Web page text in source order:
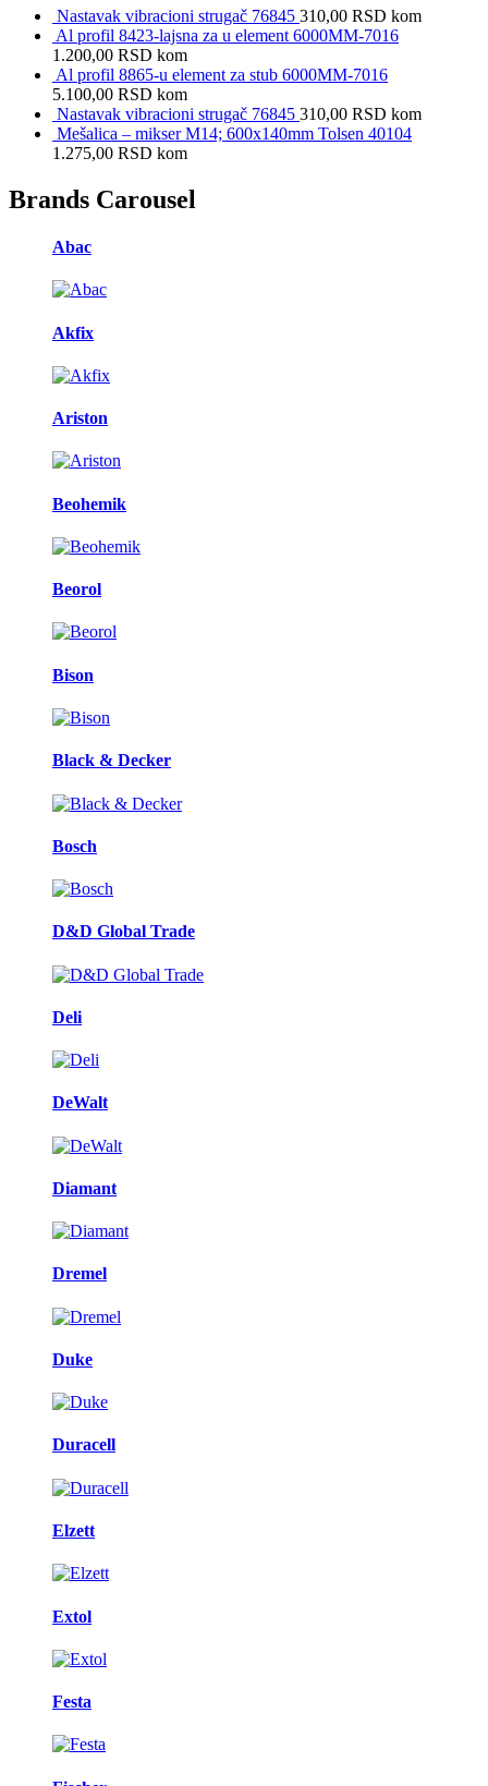
Nastavak vibracioni strugač 76845 310,00 RSD kom
Al profil 8423-lajsna za u element 6000MM-7016
1.200,00 RSD kom
Al profil 8865-u element za stub 6000MM-7016
5.100,00 RSD kom
Nastavak vibracioni strugač 76845 310,00 RSD kom
Mešalica – mikser M14; 600x140mm Tolsen 40104
1.275,00 RSD kom
Brands Carousel
Abac
Akfix
Ariston
Beohemik
Beorol
Bison
Black & Decker
Bosch
D&D Global Trade
Deli
DeWalt
Diamant
Dremel
Duke
Duracell
Elzett
Extol
Festa